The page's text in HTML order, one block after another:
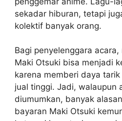
sekadar hiburan, tetapi
kolektif banyak orang.
Bagi penyelenggara
Maki Otsuki bisa menjadi
karena memberi daya
jual tinggi. Jadi, walaupun
diumumkan, banyak
bayaran Maki Otsuki